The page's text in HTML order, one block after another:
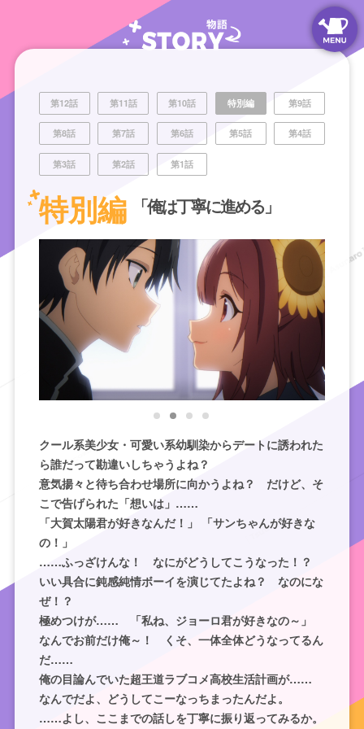
第12話 第11話 第10話 特別編 第9話
第8話 第7話 第6話 第5話 第4話
第3話 第2話 第1話
特別編 「俺は丁寧に進める」
クール系美少女・可愛い系幼馴染からデートに誘われた
ら誰だって勘違いしちゃうよね？
意気揚々と待ち合わせ場所に向かうよね？ だけど、そ
こで告げられた「想いは」……
「大賀太陽君が好きなんだ！」 「サンちゃんが好きな
の！」
……ふっざけんな！ なにがどうしてこうなった！？
いい具合に鈍感純情ボーイを演じてたよね？ なのにな
ぜ！？
極めつけが…… 「私ね、ジョーロ君が好きなの～」
なんでお前だけ俺～！ くそ、一体全体どうなってるん
だ……
俺の目論んでいた超王道ラブコメ高校生活計画が……
なんでだよ、どうしてこーなっちまったんだよ。
……よし、ここまでの話しを丁寧に振り返ってみるか。